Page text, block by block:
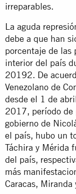
irreparables.
La aguda
debe a que han
porcentaje de las
interior del país
20192. De
Venezolano de
desde el 1 de
2017, período de
gobierno de
el país, hubo un
Táchira y Mérida
del país,
más
Caracas, Miranda